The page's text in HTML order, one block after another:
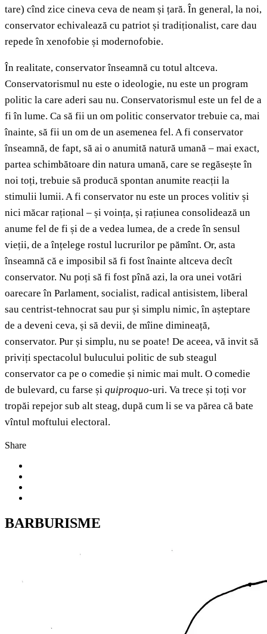
tare) cînd zice cineva ceva de neam și țară. În general, la noi,
conservator echivalează cu patriot și tradiționalist, care dau
repede în xenofobie și modernofobie.
În realitate, conservator înseamnă cu totul altceva.
Conservatorismul nu este o ideologie, nu este un program
politic la care aderi sau nu. Conservatorismul este un fel de a
fi în lume. Ca să fii un om politic conservator trebuie ca, mai
înainte, să fii un om de un asemenea fel. A fi conservator
înseamnă, de fapt, să ai o anumită natură umană – mai exact,
partea schimbătoare din natura umană, care se regăsește în
noi toți, trebuie să producă spontan anumite reacții la
stimulii lumii. A fi conservator nu este un proces volitiv și
nici măcar rațional – și voința, și rațiunea consolidează un
anume fel de fi și de a vedea lumea, de a crede în sensul
vieții, de a înțelege rostul lucrurilor pe pămînt. Or, asta
înseamnă că e imposibil să fi fost înainte altceva decît
conservator. Nu poți să fi fost pînă azi, la ora unei votări
oarecare în Parlament, socialist, radical antisistem, liberal
sau centrist-tehnocrat sau pur și simplu nimic, în așteptare
de a deveni ceva, și să devii, de mîine dimineață,
conservator. Pur și simplu, nu se poate! De aceea, vă invit să
priviți spectacolul bulucului politic de sub steagul
conservator ca pe o comedie și nimic mai mult. O comedie
de bulevard, cu farse și quiproquo-uri. Va trece și toți vor
tropăi repejor sub alt steag, după cum li se va părea că bate
vîntul moftului electoral.
Share
BARBURISME